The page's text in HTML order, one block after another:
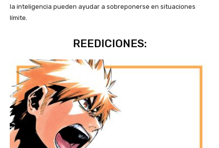
la inteligencia pueden ayudar a sobreponerse en situaciones
límite.
REEDICIONES: